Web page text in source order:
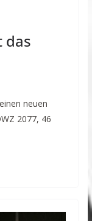
das
neuen
2077, 46